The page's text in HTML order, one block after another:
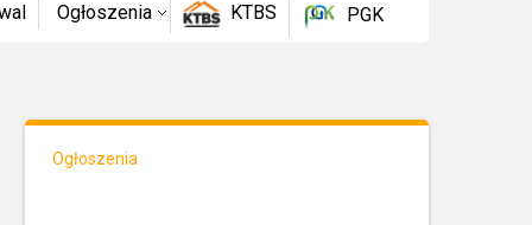
Ogłoszenia KTBS PGK
Ogłoszenia